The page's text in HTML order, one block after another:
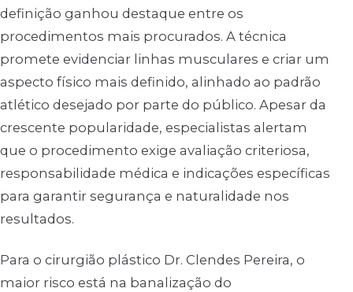
definição ganhou destaque entre os
procedimentos mais procurados. A técnica
promete evidenciar linhas musculares e criar um
aspecto físico mais definido, alinhado ao padrão
atlético desejado por parte do público. Apesar da
crescente popularidade, especialistas alertam
que o procedimento exige avaliação criteriosa,
responsabilidade médica e indicações específicas
para garantir segurança e naturalidade nos
resultados.
Para o cirurgião plástico Dr. Clendes Pereira, o
maior risco está na banalização do